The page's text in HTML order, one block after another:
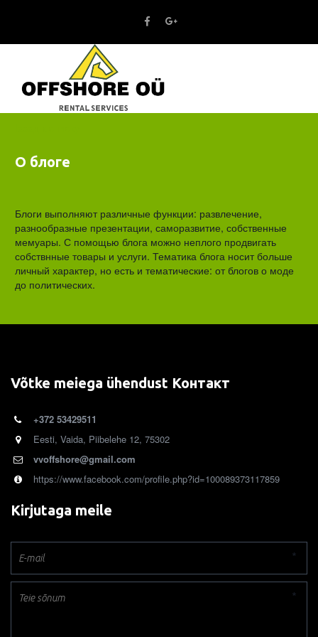
О блоге
Блоги выполняют различные функции: развлечение,
разнообразные презентации, саморазвитие, собственные
мемуары. С помощью блога можно неплого продвигать
собствнные товары и услуги. Тематика блога носит больше
личный характер, но есть и тематические: от блогов о моде
до политических.
Võtke meiega ühendust Контакт
+372 53429511
Eesti, Vaida, Piibelehe 12, 75302
vvoffshore@gmail.com
https://www.facebook.com/profile.php?id=100089373117859
Kirjutaga meile
*
*